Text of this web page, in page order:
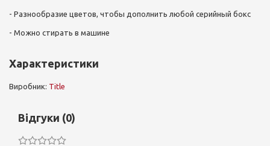
- Разнообразие цветов, чтобы дополнить любой серийный бокс
- Можно стирать в машине
Характеристики
Виробник: Title
Відгуки (0)